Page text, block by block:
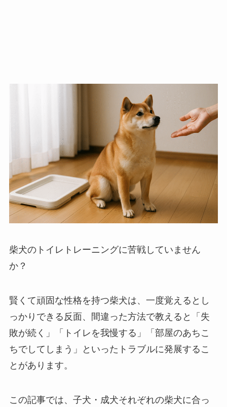
柴犬のトイレトレーニングに苦戦していません
か？
賢くて頑固な性格を持つ柴犬は、一度覚えるとし
っかりできる反面、間違った方法で教えると「失
敗が続く」「トイレを我慢する」「部屋のあちこ
ちでしてしまう」といったトラブルに発展するこ
とがあります。
この記事では、子犬・成犬それぞれの柴犬に合っ